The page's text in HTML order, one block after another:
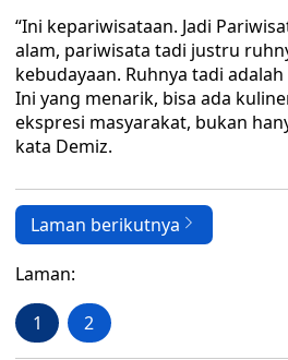
“Ini kepariwisataan. Jadi
alam, pariwisata tadi justru
kebudayaan. Ruhnya tadi
Ini yang menarik, bisa ada
ekspresi masyarakat, bukan
kata Demiz.
Laman berikutnya
Laman:
1 2